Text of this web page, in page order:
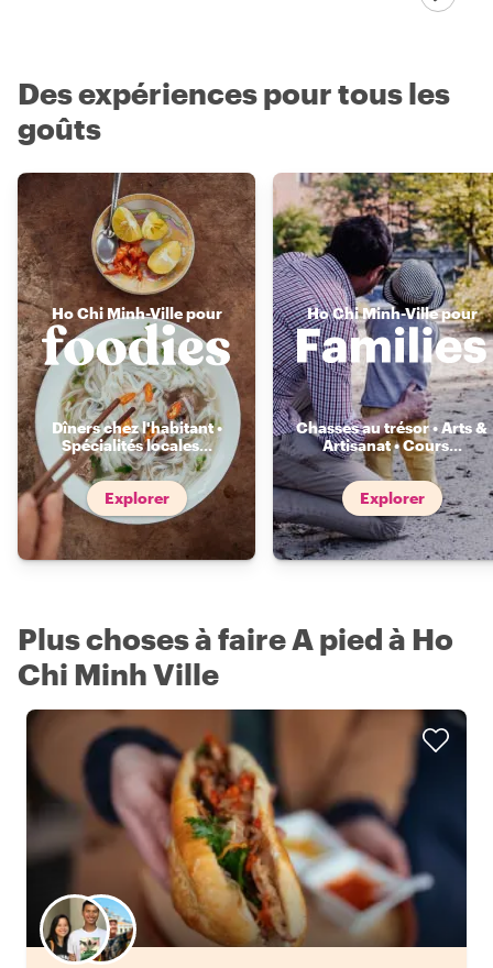
Des expériences pour tous les
goûts
Ho Chi Minh-Ville pour
Dîners chez l'habitant •
Spécialités locales...
Explorer
Ho Chi Minh-Ville pour
Chasses au trésor • Arts &
Artisanat • Cours...
Explorer
Plus choses à faire A pied à Ho
Chi Minh Ville
Choisissez votre local favori